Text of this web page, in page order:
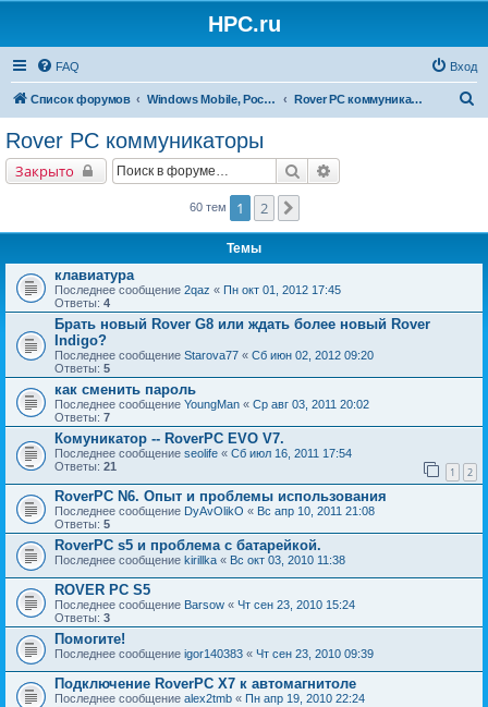
HPC.ru
FAQ Вход
Список форумов Windows Mobile, Pocket PC, MS Smartphone Rover PC коммуникаторы
Rover PC коммуникаторы
Закрыто Поиск
60 тем 1 2
Темы
клавиатура
Последнее сообщение 2qaz « Пн окт 01, 2012 17:45
Ответы: 4
Брать новый Rover G8 или ждать более новый Rover
Indigo?
Последнее сообщение Starova77 « Сб июн 02, 2012 09:20
Ответы: 5
как сменить пароль
Последнее сообщение YoungMan « Ср авг 03, 2011 20:02
Ответы: 7
Комуникатор -- RoverPC EVO V7.
Последнее сообщение seolife « Сб июл 16, 2011 17:54
Ответы: 21 1 2
RoverPC N6. Опыт и проблемы использования
Последнее сообщение DyAvOlikO « Вс апр 10, 2011 21:08
Ответы: 5
RoverPC s5 и проблема с батарейкой.
Последнее сообщение kirillka « Вс окт 03, 2010 11:38
ROVER PC S5
Последнее сообщение Barsow « Чт сен 23, 2010 15:24
Ответы: 3
Помогите!
Последнее сообщение igor140383 « Чт сен 23, 2010 09:39
Подключение RoverPC X7 к автомагнитоле
Последнее сообщение alex2tmb « Пн апр 19, 2010 22:24